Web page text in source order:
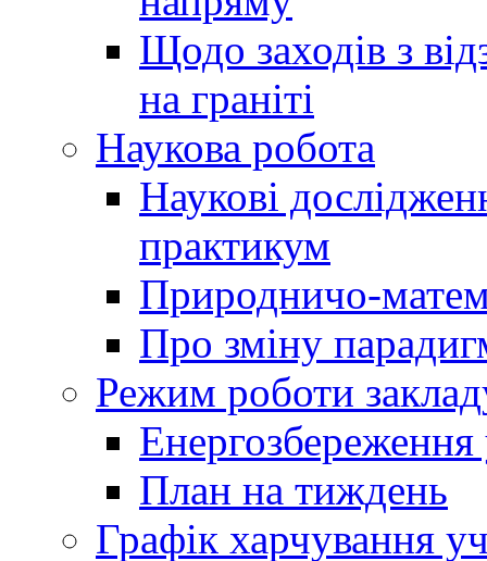
Щодо заходів з
на граніті
Наукова робота
Наукові
практикум
Природничо-
Про зміну
Режим роботи
Енергозбереження
План на тиждень
Графік харчування